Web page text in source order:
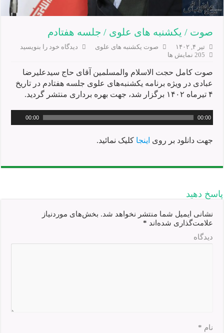
صوت / یکشنبه های علوی / جلسه هفتادم
تیر ۴, ۱۴۰۲ صوت یکشنبه های علوی
دیدگاه خود را بنویسید
205 نمایش ها
صوت کامل حجت الاسلام والمسلمین آقای حاج سیدعلیرضا
عبادی در ویژه برنامه یکشنبه‌های علوی جلسه هفتادم در تاریخ
۴ تیرماه ۱۴۰۲ برگزار شد، جهت بهره برداری منتشر گردید.
00:00 00:00
جهت دانلود بر روی اینجا کلیک نمائید.
پاسخ دهید
نشانی ایمیل شما منتشر نخواهد شد. بخش‌های موردنیاز
علامت‌گذاری شده‌اند *
دیدگاه
نام *